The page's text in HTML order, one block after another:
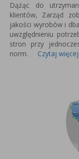
Dążąc do
klientów, Zarząd
jakości wyrobów i
uwzględnieniu
stron przy
norm. Czytaj więcej